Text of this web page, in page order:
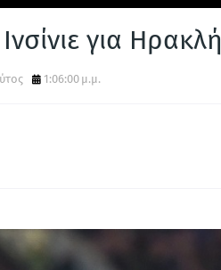
για Ηρακλή
1:06:00 μ.μ.